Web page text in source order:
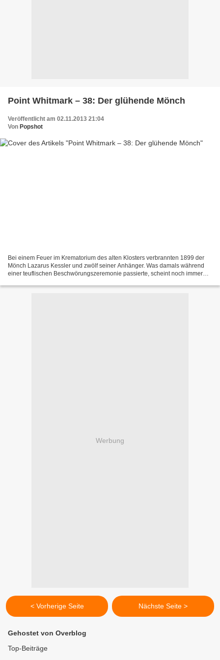
Point Whitmark – 38: Der glühende Mönch
Veröffentlicht am 02.11.2013 21:04
Von Popshot
Bei einem Feuer im Krematorium des alten Klosters verbrannten 1899 der
Mönch Lazarus Kessler und zwölf seiner Anhänger. Was damals während
einer teuflischen Beschwörungszeremonie passierte, scheint noch immer
Werbung
< Vorherige Seite Nächste Seite >
Gehostet von Overblog
Top-Beiträge